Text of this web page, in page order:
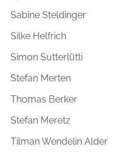
Sabine Steldinger
Silke Helfrich
Simon Sutterlütti
Stefan Merten
Thomas Berker
Stefan Meretz
Tilman Wendelin Alder